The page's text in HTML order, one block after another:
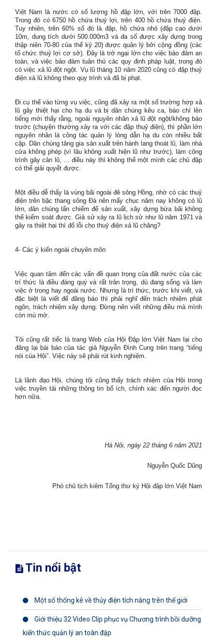
Việt Nam là nước có số lượng hồ đập lớn, với trên 7000 đập.
Trong đó có 6750 hồ chứa thuỷ lợi, trên 400 hồ chứa thuỷ điện.
Tuy nhiên, trên 60% số đó là đập, hồ chứa nhỏ (đập cao dưới
10m, dung tích dưới 500.000m3 và đa số được xây dựng trong
thập niên 70-80 của thể kỷ 20) được quản lý bởi cộng đồng (các
tổ chức thuỷ lợi cơ sở). Đây là trở ngại lớn cho việc bảo đảm an
toàn, và việc bảo đảm tuân thủ các quy định pháp luật, trong đó
có việc xả lũ đột ngột. Vụ lũ tháng 10 năm 2020 cũng có đập thuỷ
điện xả lũ không theo quy trình và đã bị phạt.
Đi cụ thể vào từng vụ việc, cũng đã xảy ra một số trường hợp xả
lũ gây thiệt hại cho hạ du và bị dân chúng kêu ca, báo chí lên
tiếng mới thấy rằng, ngoài nguyên nhân xả lũ đột ngột/không báo
trước (chuyện thường xảy ra với các đập thuỷ điện), thì phần lớn
nguyên nhân là công tác quản lý lòng dẫn hạ du còn nhiều bất
cập. Dân chúng tăng gia sản xuất trên hành lang thoát lũ, làm nhà
cửa không phép (vì lâu không xuất hiện lũ như trước), làm công
trình gây cản lũ, ... điều này thì không thể một mình các chủ đập
có thể giải quyết được.
Một điều dễ thấy là vùng bãi ngoài đê sông Hồng, nhờ có các thuỷ
điện trên bậc thang sông Đà nên mấy chục năm nay không có lũ
lớn, dân chúng lấn chiếm để sản xuất, xây dựng bừa bãi không
thể kiểm soát được. Giả sử xảy ra lũ lịch sử như lũ năm 1971 và
gây ra thiệt hại thì đổ lỗi cho thuỷ điện xả lũ chăng?
4- Các ý kiến ngoài chuyên môn
Việc quan tâm đến các vấn đề quan trọng của đất nước của các
trí thức là điều đáng quý và rất trân trọng, dù đang sống và làm
việc ở trong hay ngoài nước. Nhưng là trí thức, trước khi viết, và
đặc biệt là viết để đăng báo thì phải nghĩ đến trách nhiệm phát
ngôn, trách nhiệm xây dựng. Đừng nên viết những điều mà mình
còn mù mờ.
Tôi cũng rất tiếc là trang Web của Hội Đập lớn Việt Nam lại cho
đăng lại bài báo của tác giả Nguyễn Đình Cung trên trang “tiếng
nói của Hội”. Việc này sẽ phải rút kinh nghiệm.
Là lãnh đạo Hội, chúng tôi cũng thấy trách nhiệm của Hội trong
việc truyền tải những thông tin bổ ích, chính xác đến người đọc
hơn nữa.
Hà Nội, ngày 22 tháng 6 năm 2021
Nguyễn Quốc Dũng
Phó chủ tịch kiêm Tổng thư ký Hội đập lớn Việt Nam
Tin nổi bật
Một số thống kê về thủy điện tích năng trên thế giới
Giới thiệu 32 Video Clip phục vụ Chương trình bồi dưỡng
kiến thức quản lý an toàn đập